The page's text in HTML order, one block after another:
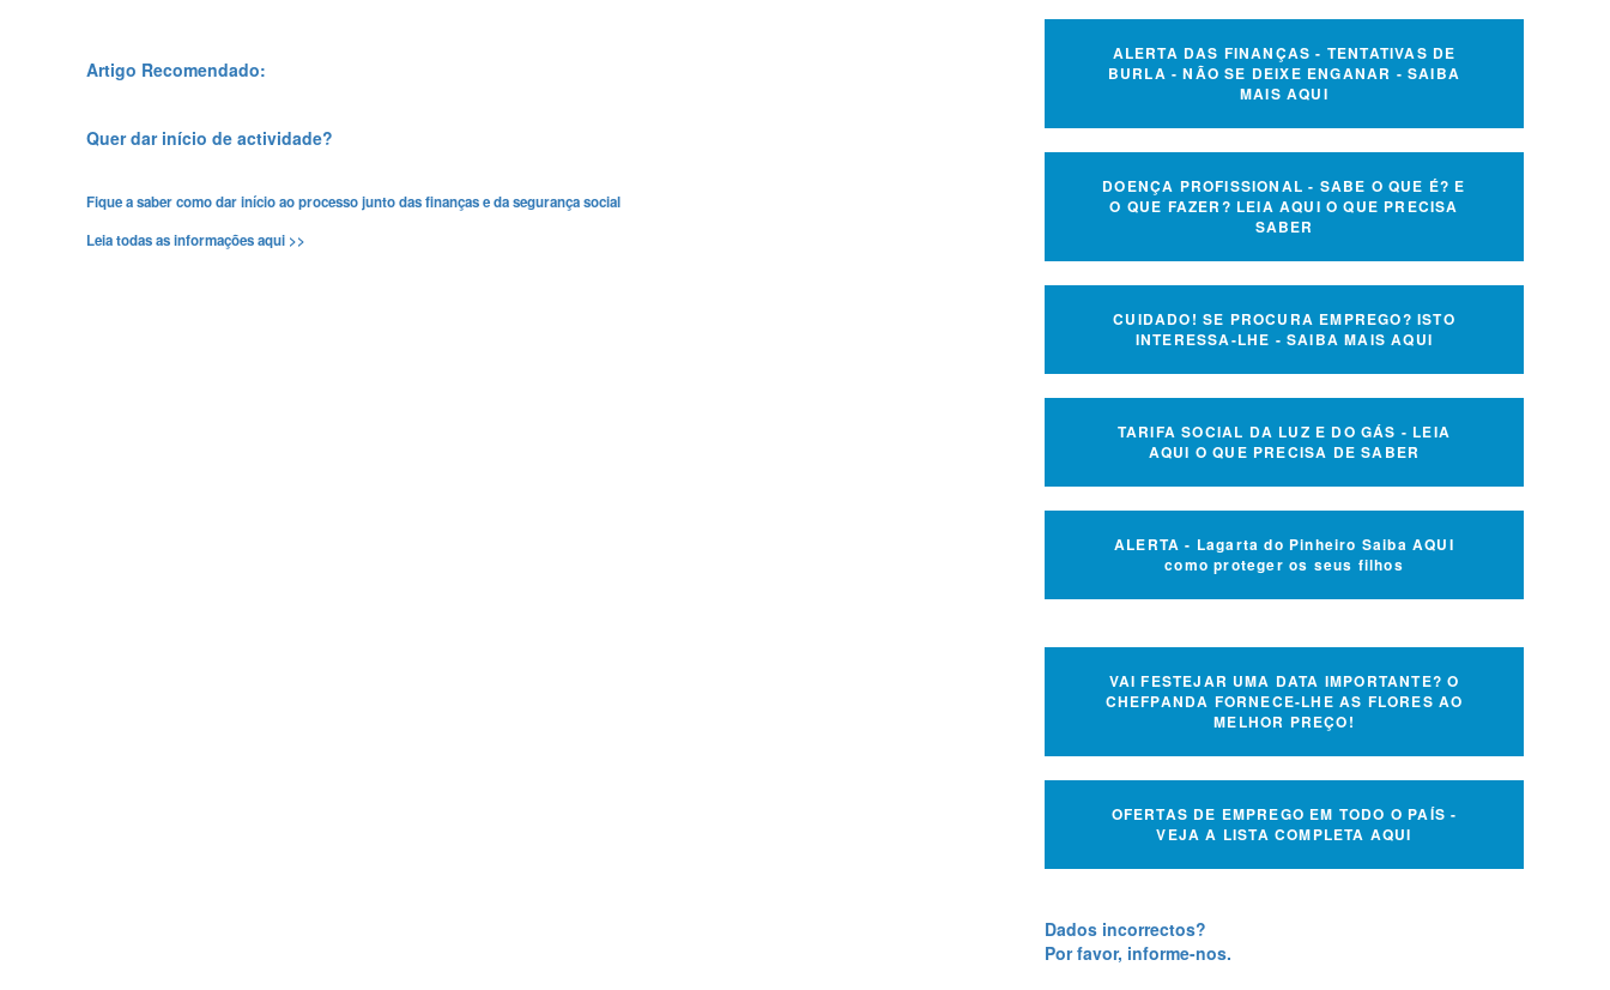
Artigo Recomendado:
Quer dar início de actividade?
Fique a saber como dar início ao processo junto das finanças e da segurança social
Leia todas as informações aqui >>
ALERTA DAS FINANÇAS - TENTATIVAS DE
BURLA - NÃO SE DEIXE ENGANAR - SAIBA
MAIS AQUI
DOENÇA PROFISSIONAL - SABE O QUE É? E
O QUE FAZER? LEIA AQUI O QUE PRECISA
SABER
CUIDADO! SE PROCURA EMPREGO? ISTO
INTERESSA-LHE - SAIBA MAIS AQUI
TARIFA SOCIAL DA LUZ E DO GÁS - LEIA
AQUI O QUE PRECISA DE SABER
ALERTA - Lagarta do Pinheiro Saiba AQUI
como proteger os seus filhos
VAI FESTEJAR UMA DATA IMPORTANTE? O
CHEFPANDA FORNECE-LHE AS FLORES AO
MELHOR PREÇO!
OFERTAS DE EMPREGO EM TODO O PAÍS -
VEJA A LISTA COMPLETA AQUI
Dados incorrectos?
Por favor, informe-nos.